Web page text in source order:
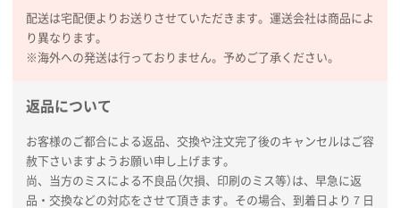
ぺんてる ビクーニャフィール1000枚
2026年01月26日 15:45
印刷範囲が広かったから、取扱商品
新潟県R社様
2026年01月16日 10:53
納期が比較的短く、ロット数が豊富に選べて価格が安
かったため
配送は宅配便よりお送りさせていただきます。運送会社は商品によ
り異なります。
※海外への発送は行っておりません。予めご了承ください。
返品について
お客様のご都合による返品、交換や注文完了後のキャンセルはご容
赦下さいますようお願い申し上げます。
尚、当方のミスによる不良品（欠損、印刷のミス等）は、早急に返
品・交換などの対応をさせて頂きます。その場合、到着日より７日